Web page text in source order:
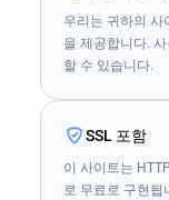
우리는 귀하의 사
을 제공합니다.
할 수 있습니다.
SSL 포함
이 사이트는
로 무료로 구현됩